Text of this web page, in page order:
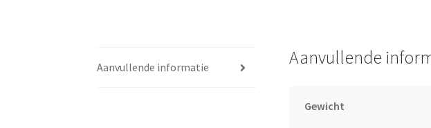
Aanvullende informatie Aanvullende
Gewicht